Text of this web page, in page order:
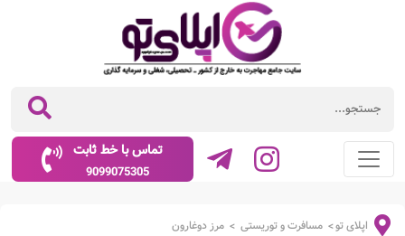
تماس با خط ثابت
9099075305
اپلای تو> مسافرت و توریستی > مرز دوغارون